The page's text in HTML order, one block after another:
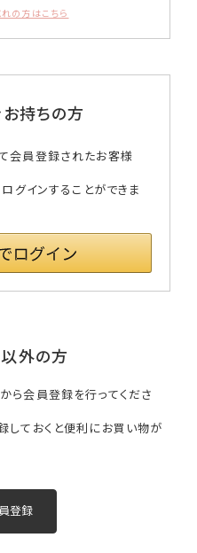
の方はこちら
持ちの方
会員登録されたお客様
グインすることができま
外の方
ら会員登録を行ってくださ
しておくと便利にお買い物が